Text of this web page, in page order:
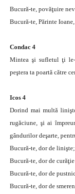
Bucură-te, povăţuire
Bucură-te, Părinte
Condac 4
Mintea şi sufletul ţi
peştera ta poartă către
Icos 4
Dorind mai multă
rugăciune, şi ai
gândurilor deşarte,
Bucură-te, dor de linişte;
Bucură-te, dor de
Bucură-te, dor de
Bucură-te, dor de